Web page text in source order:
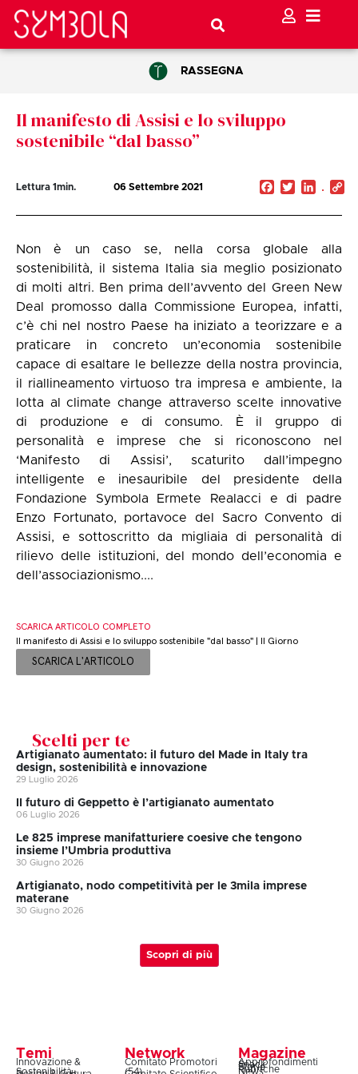
RASSEGNA
Il manifesto di Assisi e lo sviluppo
sostenibile “dal basso”
Lettura 1min. 06 Settembre 2021 Facebook
Twitter
Non è un caso se, nella corsa globale alla
sostenibilità, il sistema Italia sia meglio posizionato
di molti altri. Ben prima dell’avvento del Green New
Deal promosso dalla Commissione Europea, infatti,
c’è chi nel nostro Paese ha iniziato a teorizzare e a
praticare in concreto un’economia sostenibile
capace di esaltare le bellezze della nostra provincia,
il riallineamento virtuoso tra impresa e ambiente, la
lotta al climate change attraverso scelte innovative
di produzione e di consumo. È il gruppo di
personalità e imprese che si riconoscono nel
‘Manifesto di Assisi’, scaturito dall’impegno
intelligente e inesauribile del presidente della
Fondazione Symbola Ermete Realacci e di padre
Enzo Fortunato, portavoce del Sacro Convento di
Assisi, e sottoscritto da migliaia di personalità di
rilievo delle istituzioni, del mondo dell’economia e
dell’associazionismo....
SCARICA ARTICOLO COMPLETO
Il manifesto di Assisi e lo sviluppo sostenibile "dal basso" | Il Giorno
SCARICA L'ARTICOLO
Scelti per te
Artigianato aumentato: il futuro del Made in Italy tra
design, sostenibilità e innovazione
29 Luglio 2026
II futuro di Geppetto è l’artigianato aumentato
06 Luglio 2026
Le 825 imprese manifatturiere coesive che tengono
insieme l’Umbria produttiva
30 Giugno 2026
Artigianato, nodo competitività per le 3mila imprese
materane
30 Giugno 2026
Scopri di più
Temi
Innovazione &
Sostenibilità
Network
Comitato Promotori
(54)
Magazine
Approfondimenti
Snack
Storie
Rubriche
News